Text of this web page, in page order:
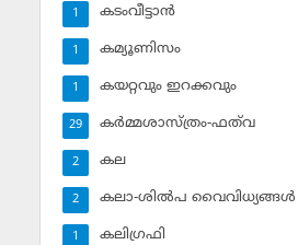
കടംവീട്ടാന്‍
1
കമ്യൂണിസം
1
കയറ്റവും ഇറക്കവും
1
കര്‍മ്മശാസ്ത്രം-ഫത്‌വ
29
കല
2
കലാ-ശില്‍പ വൈവിധ്യങ്ങള്‍
2
കലിഗ്രഫി
1